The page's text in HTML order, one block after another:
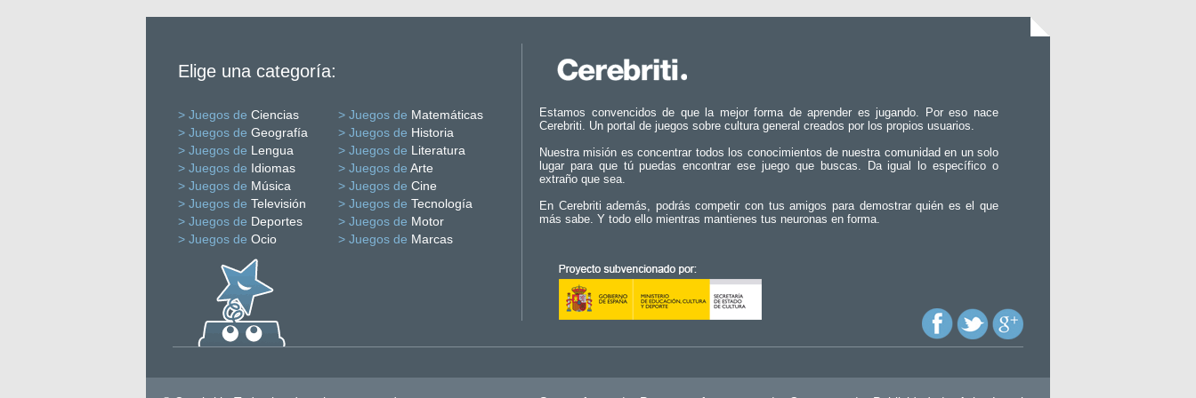
Elige una categoría:
> Juegos de Ciencias > Juegos de Matemáticas
> Juegos de Geografía > Juegos de Historia
> Juegos de Lengua > Juegos de Literatura
> Juegos de Idiomas > Juegos de Arte
> Juegos de Música > Juegos de Cine
> Juegos de Televisión > Juegos de Tecnología
> Juegos de Deportes > Juegos de Motor
> Juegos de Ocio > Juegos de Marcas
Estamos convencidos de que la mejor forma de aprender es jugando. Por eso nace
Cerebriti. Un portal de juegos sobre cultura general creados por los propios usuarios.
Nuestra misión es concentrar todos los conocimientos de nuestra comunidad en un solo
lugar para que tú puedas encontrar ese juego que buscas. Da igual lo específico o
extraño que sea.
En Cerebriti además, podrás competir con tus amigos para demostrar quién es el que
más sabe. Y todo ello mientras mantienes tus neuronas en forma.